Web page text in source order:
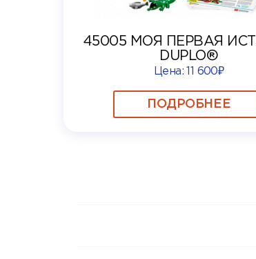
45005 МОЯ ПЕРВАЯ
DUPLO®
Цена:11 600₽
ПОДРОБНЕЕ